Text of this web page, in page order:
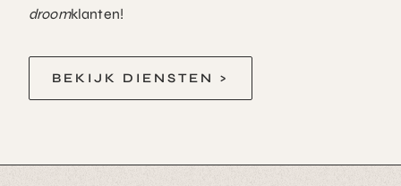
droomklanten!
BEKIJK DIENSTEN >